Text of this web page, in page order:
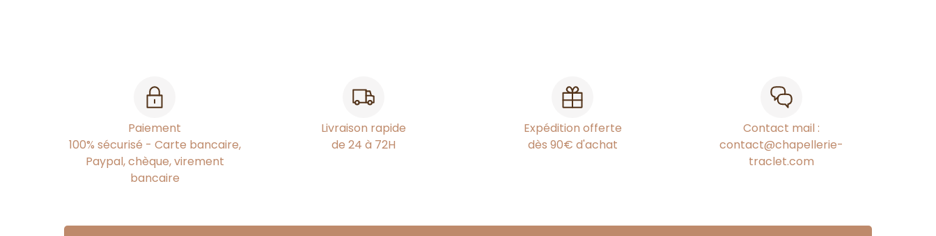
Paiement
100% sécurisé - Carte bancaire,
Paypal, chèque, virement
bancaire
Livraison rapide
de 24 à 72H
Expédition offerte
dès 90€ d'achat
Contact mail :
contact@chapellerie-
traclet.com